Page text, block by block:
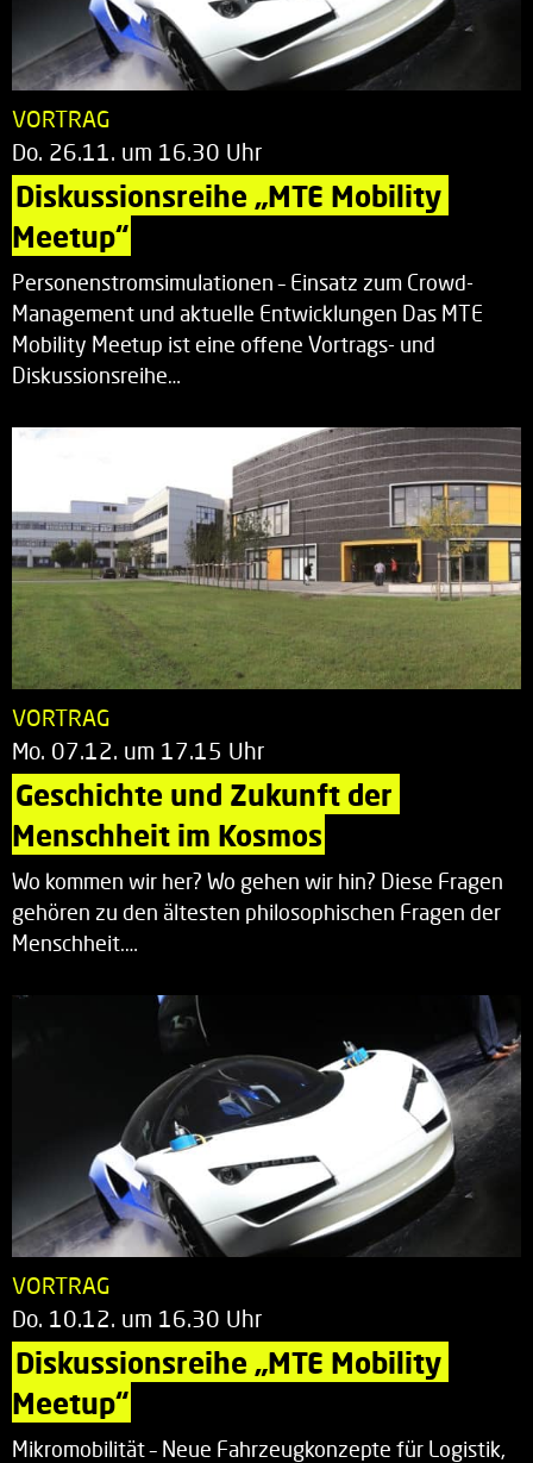
VORTRAG
Do. 26.11. um 16.30 Uhr
Diskussionsreihe „MTE Mobility
Meetup“
Personenstromsimulationen – Einsatz zum Crowd-
Management und aktuelle Entwicklungen Das MTE
Mobility Meetup ist eine offene Vortrags- und
Diskussionsreihe…
VORTRAG
Mo. 07.12. um 17.15 Uhr
Geschichte und Zukunft der
Menschheit im Kosmos
Wo kommen wir her? Wo gehen wir hin? Diese Fragen
gehören zu den ältesten philosophischen Fragen der
Menschheit.…
VORTRAG
Do. 10.12. um 16.30 Uhr
Diskussionsreihe „MTE Mobility
Meetup“
Mikromobilität – Neue Fahrzeugkonzepte für Logistik,